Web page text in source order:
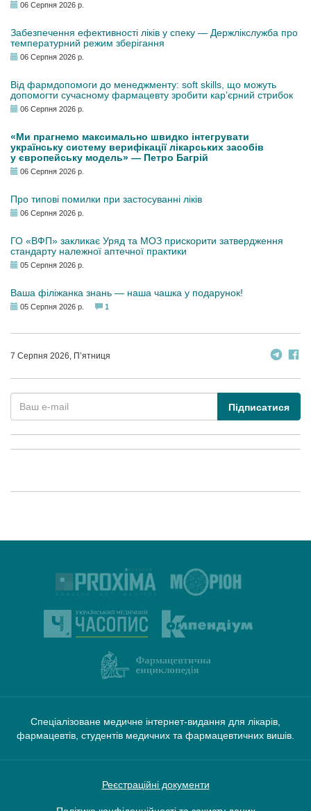
06 Серпня 2026 р.
Забезпечення ефективності ліків у спеку — Держлікслужба про
температурний режим зберігання
06 Серпня 2026 р.
Від фармдопомоги до менеджменту: soft skills, що можуть
допомогти сучасному фармацевту зробити кар’єрний стрибок
06 Серпня 2026 р.
«Ми прагнемо максимально швидко інтегрувати
українську систему верифікації лікарських засобів
у європейську модель» — Петро Багрій
06 Серпня 2026 р.
Про типові помилки при застосуванні ліків
06 Серпня 2026 р.
ГО «ВФП» закликає Уряд та МОЗ прискорити затвердження
стандарту належної аптечної практики
05 Серпня 2026 р.
Ваша філіжанка знань — наша чашка у подарунок!
05 Серпня 2026 р. 1
7 Серпня 2026, П’ятниця
Підписатися
Спеціалізоване медичне інтернет-видання для лікарів,
фармацевтів, студентів медичних та фармацевтичних вишів.
Реєстраційні документи